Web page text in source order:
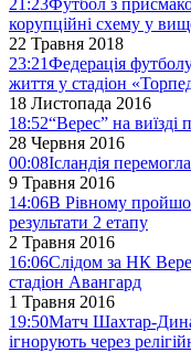
21:23Футбол з
корупційні схему у
22 Травня 2018
23:21Федерація
життя у стадіон
18 Листопада 2016
18:52“Верес” на виїзді
28 Червня 2016
00:08Ісландія
9 Травня 2016
14:06В Рівному
результати 2 етапу
2 Травня 2016
16:06Слідом за НК
стадіон Авангард
1 Травня 2016
19:50Матч Шахтар-
ігнорують через